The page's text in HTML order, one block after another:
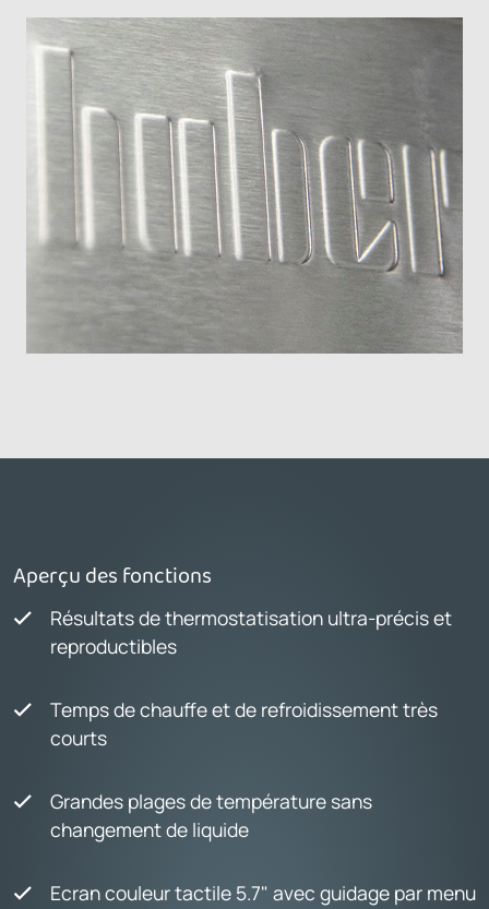
Aperçu des fonctions
Résultats de thermostatisation ultra-précis et
reproductibles
Temps de chauffe et de refroidissement très
courts
Grandes plages de température sans
changement de liquide
Ecran couleur tactile 5.7" avec guidage par menu